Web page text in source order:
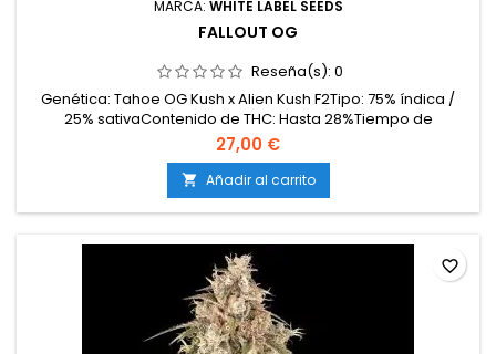
MARCA: WHITE LABEL SEEDS
FALLOUT OG
Reseña(s): 0
Genética: Tahoe OG Kush x Alien Kush F2Tipo: 75% índica /
25% sativaContenido de THC: Hasta 28%Tiempo de
floración: 60–65 días en interiorProducción en interior: 450–
550 g/m²Producción en exterior: Hasta 2000
g/plantaAltura: 90–130 cm en interior; hasta 200 cm en
exteriorAromas y sabores: Pino, limón, tierra húmeda, diésel
y...
27,00 €
 Añadir al carrito
favorite_border